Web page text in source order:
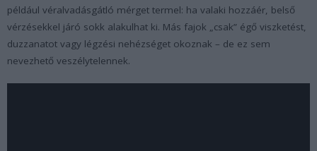
például véralvadásgátló mérget termel: ha valaki hozzáér, belső
vérzésekkel járó sokk alakulhat ki. Más fajok „csak” égő viszketést,
duzzanatot vagy légzési nehézséget okoznak – de ez sem
nevezhető veszélytelennek.